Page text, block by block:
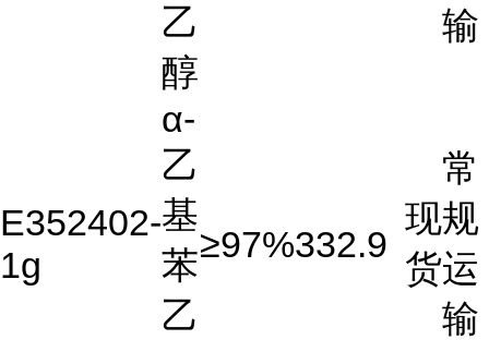
乙
醇
输
E352402-
1g
α-
乙
基
苯
乙
≥97%332.9
现
货
常
规
运
输